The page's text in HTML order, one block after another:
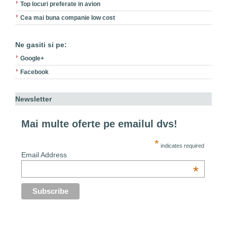
Top locuri preferate in avion
Cea mai buna companie low cost
Ne gasiti si pe:
Google+
Facebook
Newsletter
Mai multe oferte pe emailul dvs!
* indicates required
Email Address
*